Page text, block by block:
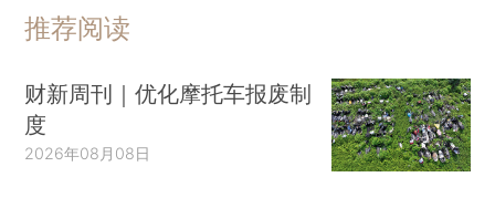
推荐阅读
财新周刊｜优化摩托车报废制
度
2026年08月08日